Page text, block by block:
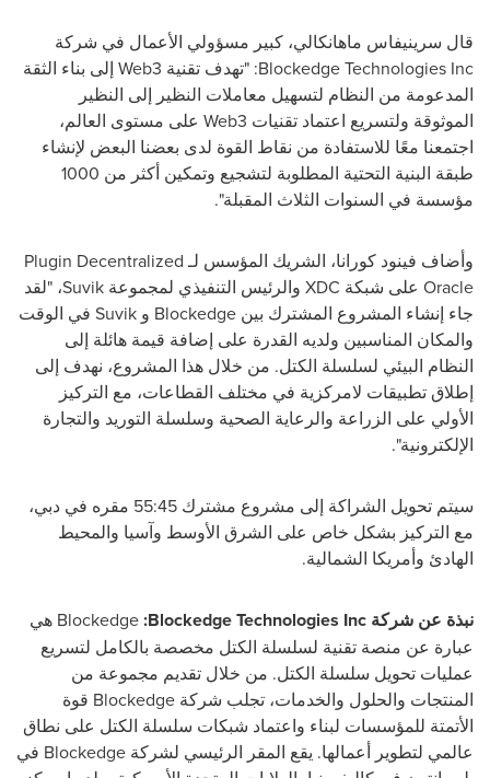
قال سرينيفاس ماهانكالي، كبير مسؤولي الأعمال في شركة
Blockedge Technologies Inc: "تهدف تقنية Web3 إلى بناء الثقة
المدعومة من النظام لتسهيل معاملات النظير إلى النظير
الموثوقة ولتسريع اعتماد تقنيات Web3 على مستوى العالم،
اجتمعنا معًا للاستفادة من نقاط القوة لدى بعضنا البعض لإنشاء
طبقة البنية التحتية المطلوبة لتشجيع وتمكين أكثر من 1000
مؤسسة في السنوات الثلاث المقبلة".
وأضاف فينود كورانا، الشريك المؤسس لـPlugin Decentralized
Oracle على شبكة XDC والرئيس التنفيذي لمجموعة Suvik، "لقد
جاء إنشاء المشروع المشترك بين Blockedge و Suvik في الوقت
والمكان المناسبين ولديه القدرة على إضافة قيمة هائلة إلى
النظام البيئي لسلسلة الكتل. من خلال هذا المشروع، نهدف إلى
إطلاق تطبيقات لامركزية في مختلف القطاعات، مع التركيز
الأولي على الزراعة والرعاية الصحية وسلسلة التوريد والتجارة
الإلكترونية".
سيتم تحويل الشراكة إلى مشروع مشترك 55:45 مقره في دبي،
مع التركيز بشكل خاص على الشرق الأوسط وآسيا والمحيط
الهادئ وأمريكا الشمالية.
نبذة عن شركة Blockedge Technologies Inc
:
Blockedge هي
عبارة عن منصة تقنية لسلسلة الكتل مخصصة بالكامل لتسريع
عمليات تحويل سلسلة الكتل. من خلال تقديم مجموعة من
المنتجات والحلول والخدمات، تجلب شركة Blockedge قوة
الأتمتة للمؤسسات لبناء واعتماد شبكات سلسلة الكتل على نطاق
عالمي لتطوير أعمالها. يقع المقر الرئيسي لشركة Blockedge في